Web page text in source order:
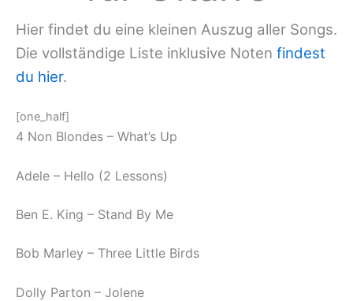
Hier findet du eine kleinen Auszug aller Songs.
Die vollständige Liste inklusive Noten findest
du hier.
[one_half]
4 Non Blondes – What’s Up
Adele – Hello (2 Lessons)
Ben E. King – Stand By Me
Bob Marley – Three Little Birds
Dolly Parton – Jolene